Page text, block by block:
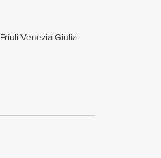
Venezia Giulia